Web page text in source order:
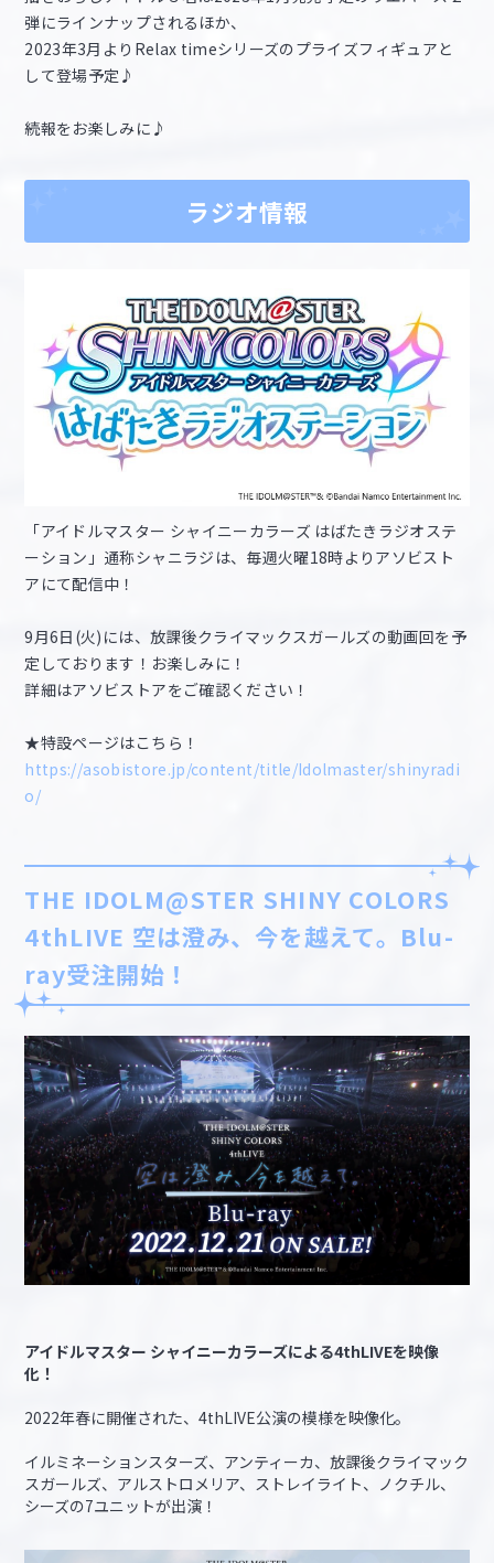
弾にラインナップされるほか、
2023年3月よりRelax timeシリーズのプライズフィギュアと
して登場予定♪
続報をお楽しみに♪
ラジオ情報
「アイドルマスター シャイニーカラーズ はばたきラジオステ
ーション」通称シャニラジは、毎週火曜18時よりアソビスト
アにて配信中！
9月6日(火)には、放課後クライマックスガールズの動画回を予
定しております！お楽しみに！
詳細はアソビストアをご確認ください！
★特設ページはこちら！
https://asobistore.jp/content/title/Idolmaster/shinyradi
o/
THE IDOLM@STER SHINY COLORS
4thLIVE 空は澄み、今を越えて。Blu-
ray受注開始！
アイドルマスター シャイニーカラーズによる4thLIVEを映像
化！
2022年春に開催された、4thLIVE公演の模様を映像化。
イルミネーションスターズ、アンティーカ、放課後クライマック
スガールズ、アルストロメリア、ストレイライト、ノクチル、
シーズの7ユニットが出演！